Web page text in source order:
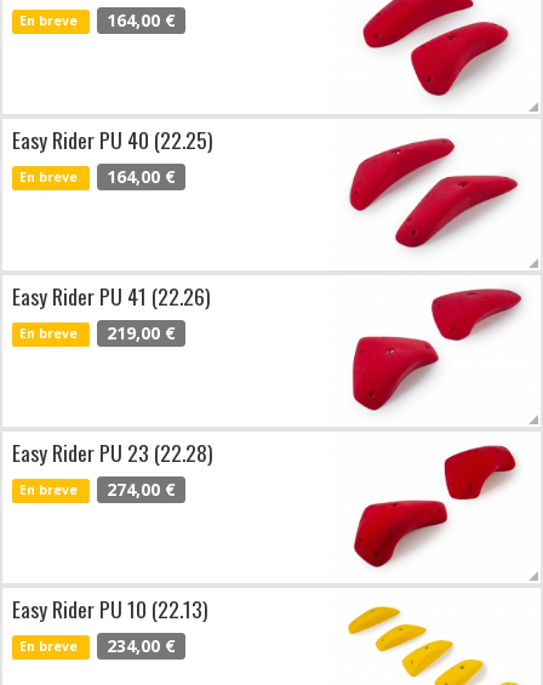
En breve 164,00 €
Easy Rider PU 40 (22.25)
En breve 164,00 €
Easy Rider PU 41 (22.26)
En breve 219,00 €
Easy Rider PU 23 (22.28)
En breve 274,00 €
Easy Rider PU 10 (22.13)
En breve 234,00 €